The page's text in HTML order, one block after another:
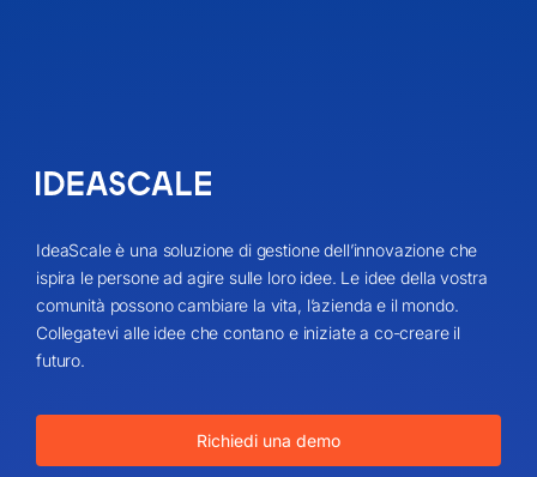
IdeaScale è una soluzione di gestione dell’innovazione che
ispira le persone ad agire sulle loro idee. Le idee della vostra
comunità possono cambiare la vita, l’azienda e il mondo.
Collegatevi alle idee che contano e iniziate a co-creare il
futuro.
Richiedi una demo